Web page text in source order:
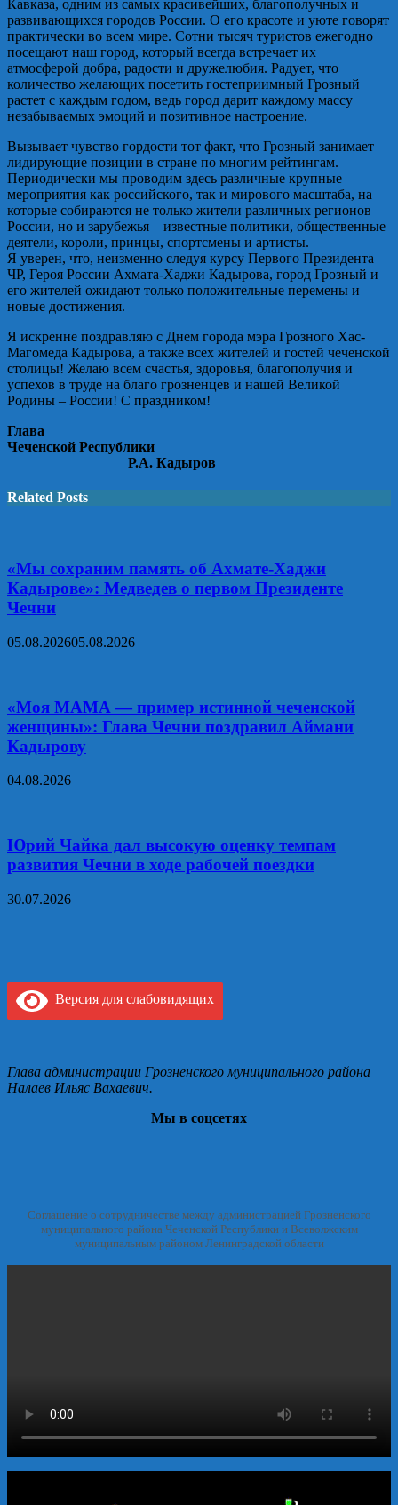
Кавказа, одним из самых красивейших, благополучных и
развивающихся городов России. О его красоте и уюте говорят
практически во всем мире. Сотни тысяч туристов ежегодно
посещают наш город, который всегда встречает их
атмосферой добра, радости и дружелюбия. Радует, что
количество желающих посетить гостеприимный Грозный
растет с каждым годом, ведь город дарит каждому массу
незабываемых эмоций и позитивное настроение.
Вызывает чувство гордости тот факт, что Грозный занимает
лидирующие позиции в стране по многим рейтингам.
Периодически мы проводим здесь различные крупные
мероприятия как российского, так и мирового масштаба, на
которые собираются не только жители различных регионов
России, но и зарубежья – известные политики, общественные
деятели, короли, принцы, спортсмены и артисты.
Я уверен, что, неизменно следуя курсу Первого Президента
ЧР, Героя России Ахмата-Хаджи Кадырова, город Грозный и
его жителей ожидают только положительные перемены и
новые достижения.
Я искренне поздравляю с Днем города мэра Грозного Хас-
Магомеда Кадырова, а также всех жителей и гостей чеченской
столицы! Желаю всем счастья, здоровья, благополучия и
успехов в труде на благо грозненцев и нашей Великой
Родины – России! С праздником!
Глава
Чеченской Республики
Р.А. Кадыров
Related Posts
«Мы сохраним память об Ахмате-Хаджи
Кадырове»: Медведев о первом Президенте
Чечни
05.08.202605.08.2026
«Моя МАМА — пример истинной чеченской
женщины»: Глава Чечни поздравил Аймани
Кадырову
04.08.2026
Юрий Чайка дал высокую оценку темпам
развития Чечни в ходе рабочей поездки
30.07.2026
Версия для слабовидящих
Глава администрации Грозненского муниципального района
Налаев Ильяс Вахаевич.
Мы в соцсетях
Соглашение о сотрудничестве между администрацией Грозненского
муниципального района Чеченской Республики и Всеволжским
муниципальным районом Ленинградской области